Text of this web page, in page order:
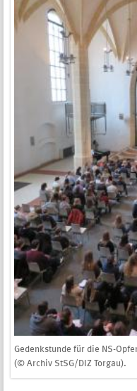
Gedenkstunde für die NS-
(© Archiv StSG/DIZ Torgau).